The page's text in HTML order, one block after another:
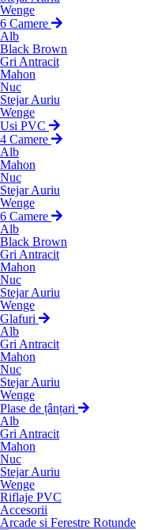
Wenge
6 Camere
Alb
Black Brown
Gri Antracit
Mahon
Nuc
Stejar Auriu
Wenge
Usi PVC
4 Camere
Alb
Mahon
Nuc
Stejar Auriu
Wenge
6 Camere
Alb
Black Brown
Gri Antracit
Mahon
Nuc
Stejar Auriu
Wenge
Glafuri
Alb
Gri Antracit
Mahon
Nuc
Stejar Auriu
Wenge
Plase de țânțari
Alb
Gri Antracit
Mahon
Nuc
Stejar Auriu
Wenge
Riflaje PVC
Accesorii
Arcade si Ferestre Rotunde